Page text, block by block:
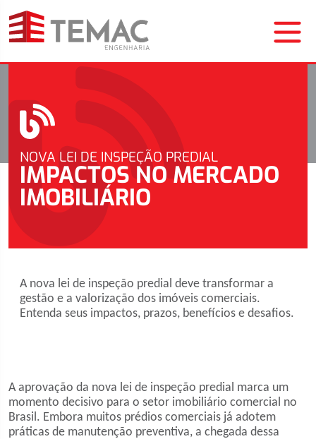
NOVA LEI DE INSPEÇÃO PREDIAL
IMPACTOS NO MERCADO
IMOBILIÁRIO
A nova lei de inspeção predial deve transformar a
gestão e a valorização dos imóveis comerciais.
Entenda seus impactos, prazos, benefícios e desafios.
A aprovação da nova lei de inspeção predial marca um
momento decisivo para o setor imobiliário comercial no
Brasil. Embora muitos prédios comerciais já adotem
práticas de manutenção preventiva, a chegada dessa